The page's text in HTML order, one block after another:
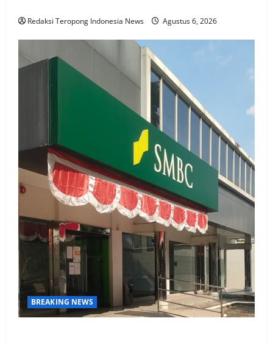
Redaksi Teropong Indonesia News Agustus 6, 2026
BREAKING NEWS